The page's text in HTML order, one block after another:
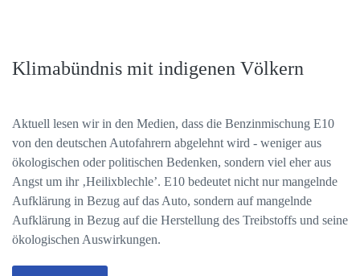
Klimabündnis mit indigenen Völkern
Aktuell lesen wir in den Medien, dass die Benzinmischung E10
von den deutschen Autofahrern abgelehnt wird - weniger aus
ökologischen oder politischen Bedenken, sondern viel eher aus
Angst um ihr ‚Heilixblechle’. E10 bedeutet nicht nur mangelnde
Aufklärung in Bezug auf das Auto, sondern auf mangelnde
Aufklärung in Bezug auf die Herstellung des Treibstoffs und seine
ökologischen Auswirkungen.